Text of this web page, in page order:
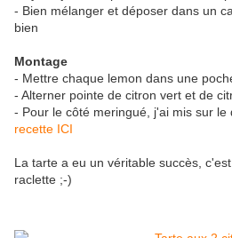
- Bien mélanger et déposer dans un
bien
Montage
- Mettre chaque lemon dans une
- Alterner pointe de citron vert et de
- Pour le côté meringué, j'ai mis sur le
recette ICI
La tarte a eu un véritable succès,
raclette ;-)